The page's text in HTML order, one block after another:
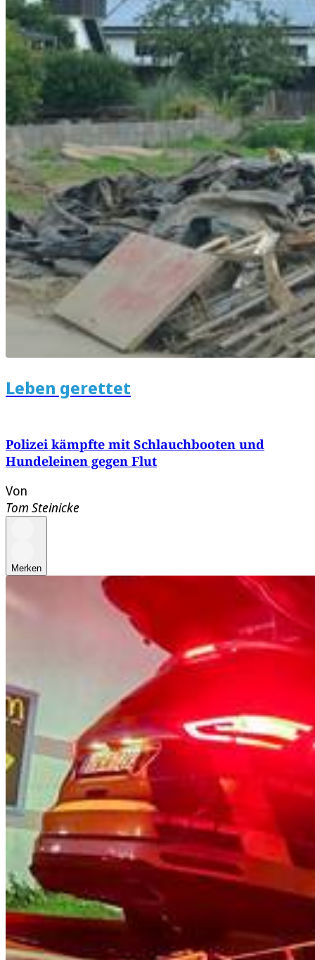
Leben gerettet
Polizei kämpfte mit Schlauchbooten und
Hundeleinen gegen Flut
Von
Tom Steinicke
Merken